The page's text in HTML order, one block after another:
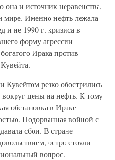
она и источник неравенства,
мире. Именно нефть лежала
и не 1990 г. кризиса в
форму агрессии
Ирака против
резко обострились
вокруг цены на нефть. К тому
обстановка в Ираке
Подорванная войной с
сбои. В стране
остро стояли
вопрос.